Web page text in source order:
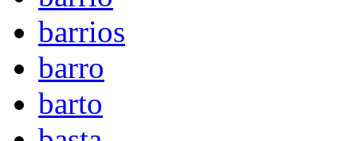
barrios
barro
barto